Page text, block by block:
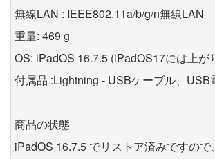
無線LAN : IEEE802.11a/b/g/n無線LAN
重量: 469 g
OS: iPadOS 16.7.5 (iPadOS17には上が
付属品 :Lightning - USBケーブル、USB
商品の状態
iPadOS 16.7.5 でリストア済みですの